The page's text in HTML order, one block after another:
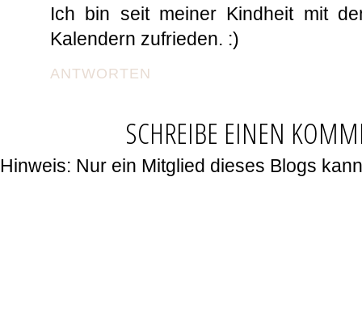
Ich bin seit meiner Kindheit mit
Kalendern zufrieden. :)
ANTWORTEN
SCHREIBE EINEN
Hinweis: Nur ein Mitglied dieses Blogs